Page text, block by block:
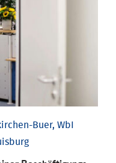
Buer, WbI